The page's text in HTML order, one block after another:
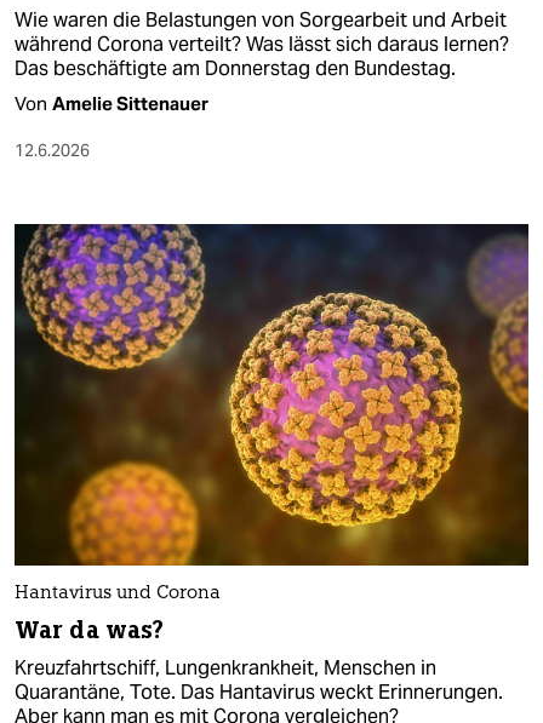
Wie waren die Belastungen von Sorgearbeit und Arbeit
während Corona verteilt? Was lässt sich daraus lernen?
Das beschäftigte am Donnerstag den Bundestag.
Von Amelie Sittenauer
12.6.2026
Hantavirus und Corona
War da was?
Kreuzfahrtschiff, Lungenkrankheit, Menschen in
Quarantäne, Tote. Das Hantavirus weckt Erinnerungen.
Aber kann man es mit Corona vergleichen?